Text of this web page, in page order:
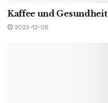
Kaffee und Gesundheit
2023-12-08